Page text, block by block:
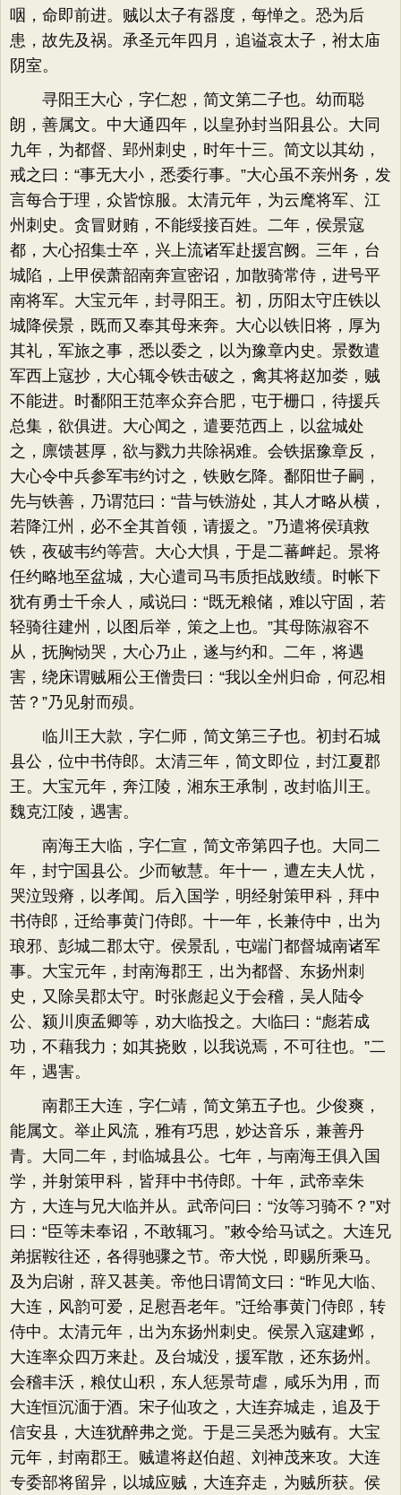
咽，命即前进。贼以太子有器度，每惮之。恐为后
患，故先及祸。承圣元年四月，追谥哀太子，祔太庙
阴室。
寻阳王大心，字仁恕，简文第二子也。幼而聪
朗，善属文。中大通四年，以皇孙封当阳县公。大同
九年，为都督、郢州刺史，时年十三。简文以其幼，
戒之曰：​“事无大小，悉委行事。​”大心虽不亲州务，发
言每合于理，众皆惊服。太清元年，为云麾将军、江
州刺史。贪冒财贿，不能绥接百姓。二年，侯景寇
都，大心招集士卒，兴上流诸军赴援宫阙。三年，台
城陷，上甲侯萧韶南奔宣密诏，加散骑常侍，进号平
南将军。大宝元年，封寻阳王。初，历阳太守庄铁以
城降侯景，既而又奉其母来奔。大心以铁旧将，厚为
其礼，军旅之事，悉以委之，以为豫章内史。景数遣
军西上寇抄，大心辄令铁击破之，禽其将赵加娄，贼
不能进。时鄱阳王范率众弃合肥，屯于栅口，待援兵
总集，欲俱进。大心闻之，遣要范西上，以盆城处
之，廪馈甚厚，欲与戮力共除祸难。会铁据豫章反，
大心令中兵参军韦约讨之，铁败乞降。鄱阳世子嗣，
先与铁善，乃谓范曰：​“昔与铁游处，其人才略从横，
若降江州，必不全其首领，请援之。​”乃遣将侯瑱救
铁，夜破韦约等营。大心大惧，于是二蕃衅起。景将
任约略地至盆城，大心遣司马韦质拒战败绩。时帐下
犹有勇士千余人，咸说曰：​“既无粮储，难以守固，若
轻骑往建州，以图后举，策之上也。​”其母陈淑容不
从，抚胸恸哭，大心乃止，遂与约和。二年，将遇
害，绕床谓贼厢公王僧贵曰：​“我以全州归命，何忍相
苦？​”乃见射而殒。
临川王大款，字仁师，简文第三子也。初封石城
县公，位中书侍郎。太清三年，简文即位，封江夏郡
王。大宝元年，奔江陵，湘东王承制，改封临川王。
魏克江陵，遇害。
南海王大临，字仁宣，简文帝第四子也。大同二
年，封宁国县公。少而敏慧。年十一，遭左夫人忧，
哭泣毁瘠，以孝闻。后入国学，明经射策甲科，拜中
书侍郎，迁给事黄门侍郎。十一年，长兼侍中，出为
琅邪、彭城二郡太守。侯景乱，屯端门都督城南诸军
事。大宝元年，封南海郡王，出为都督、东扬州刺
史，又除吴郡太守。时张彪起义于会稽，吴人陆令
公、颍川庾孟卿等，劝大临投之。大临曰：​“彪若成
功，不藉我力；如其挠败，以我说焉，不可往也。​”二
年，遇害。
南郡王大连，字仁靖，简文第五子也。少俊爽，
能属文。举止风流，雅有巧思，妙达音乐，兼善丹
青。大同二年，封临城县公。七年，与南海王俱入国
学，并射策甲科，皆拜中书侍郎。十年，武帝幸朱
方，大连与兄大临并从。武帝问曰：​“汝等习骑不？​”对
曰：​“臣等未奉诏，不敢辄习。​”敕令给马试之。大连兄
弟据鞍往还，各得驰骤之节。帝大悦，即赐所乘马。
及为启谢，辞又甚美。帝他日谓简文曰：​“昨见大临、
大连，风韵可爱，足慰吾老年。​”迁给事黄门侍郎，转
侍中。太清元年，出为东扬州刺史。侯景入寇建邺，
大连率众四万来赴。及台城没，援军散，还东扬州。
会稽丰沃，粮仗山积，东人惩景苛虐，咸乐为用，而
大连恒沉湎于酒。宋子仙攻之，大连弃城走，追及于
信安县，大连犹醉弗之觉。于是三吴悉为贼有。大宝
元年，封南郡王。贼遣将赵伯超、刘神茂来攻。大连
专委部将留异，以城应贼，大连弃走，为贼所获。侯